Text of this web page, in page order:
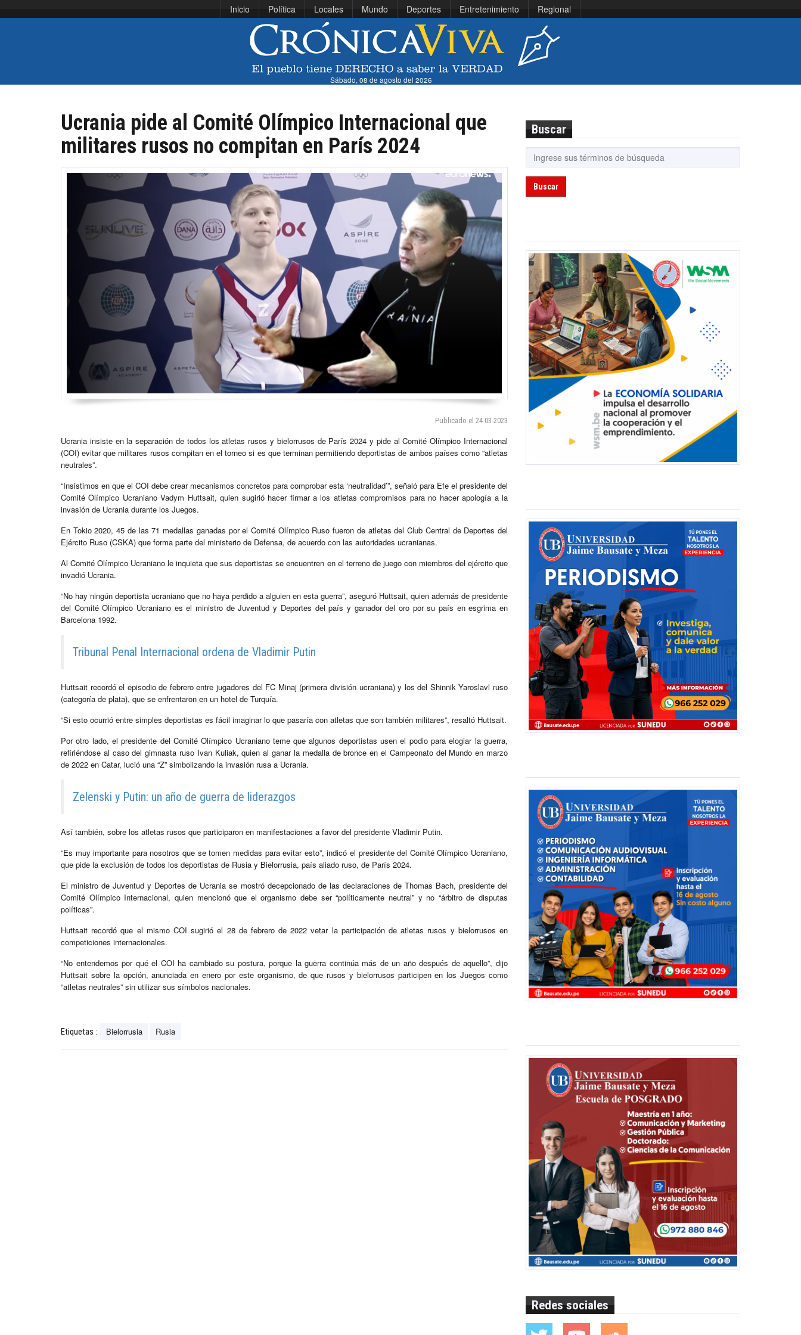
Inicio Política Locales Mundo Deportes Entretenimiento Regional
Sábado, 08 de agosto del 2026
Ucrania pide al Comité Olímpico Internacional que
militares rusos no compitan en París 2024
Publicado el 24-03-2023
Ucrania insiste en la separación de todos los atletas rusos y bielorrusos de París 2024 y pide al Comité Olímpico Internacional
(COI) evitar que militares rusos compitan en el torneo si es que terminan permitiendo deportistas de ambos países como “atletas
neutrales”.
“Insistimos en que el COI debe crear mecanismos concretos para comprobar esta ‘neutralidad’”, señaló para Efe el presidente del
Comité Olímpico Ucraniano Vadym Huttsait, quien sugirió hacer firmar a los atletas compromisos para no hacer apología a la
invasión de Ucrania durante los Juegos.
En Tokio 2020, 45 de las 71 medallas ganadas por el Comité Olímpico Ruso fueron de atletas del Club Central de Deportes del
Ejército Ruso (CSKA) que forma parte del ministerio de Defensa, de acuerdo con las autoridades ucranianas.
Al Comité Olímpico Ucraniano le inquieta que sus deportistas se encuentren en el terreno de juego con miembros del ejército que
invadió Ucrania.
“No hay ningún deportista ucraniano que no haya perdido a alguien en esta guerra”, aseguró Huttsait, quien además de presidente
del Comité Olímpico Ucraniano es el ministro de Juventud y Deportes del país y ganador del oro por su país en esgrima en
Barcelona 1992.
Tribunal Penal Internacional ordena de Vladimir Putin
Huttsait recordó el episodio de febrero entre jugadores del FC Minaj (primera división ucraniana) y los del Shinnik Yaroslavl ruso
(categoría de plata), que se enfrentaron en un hotel de Turquía.
“Si esto ocurrió entre simples deportistas es fácil imaginar lo que pasaría con atletas que son también militares”, resaltó Huttsait.
Por otro lado, el presidente del Comité Olímpico Ucraniano teme que algunos deportistas usen el podio para elogiar la guerra,
refiriéndose al caso del gimnasta ruso Ivan Kuliak, quien al ganar la medalla de bronce en el Campeonato del Mundo en marzo
de 2022 en Catar, lució una “Z” simbolizando la invasión rusa a Ucrania.
Zelenski y Putin: un año de guerra de liderazgos
Así también, sobre los atletas rusos que participaron en manifestaciones a favor del presidente Vladimir Putin.
“Es muy importante para nosotros que se tomen medidas para evitar esto”, indicó el presidente del Comité Olímpico Ucraniano,
que pide la exclusión de todos los deportistas de Rusia y Bielorrusia, país aliado ruso, de París 2024.
El ministro de Juventud y Deportes de Ucrania se mostró decepcionado de las declaraciones de Thomas Bach, presidente del
Comité Olímpico Internacional, quien mencionó que el organismo debe ser “políticamente neutral” y no “árbitro de disputas
políticas”.
Huttsait recordó que el mismo COI sugirió el 28 de febrero de 2022 vetar la participación de atletas rusos y bielorrusos en
competiciones internacionales.
“No entendemos por qué el COI ha cambiado su postura, porque la guerra continúa más de un año después de aquello”, dijo
Huttsait sobre la opción, anunciada en enero por este organismo, de que rusos y bielorrusos participen en los Juegos como
“atletas neutrales” sin utilizar sus símbolos nacionales.
Etiquetas : Bielorrusia Rusia
Buscar
Buscar
Redes sociales